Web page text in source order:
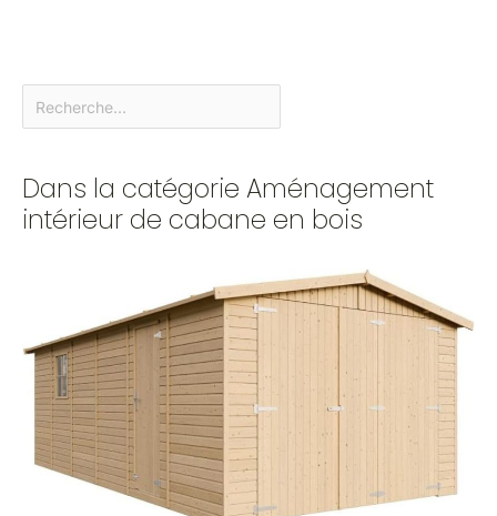
Dans la catégorie Aménagement
intérieur de cabane en bois